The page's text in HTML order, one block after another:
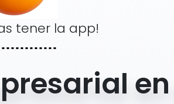
tener la app!